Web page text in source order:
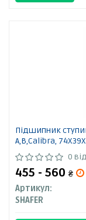
Підшипник
A,B,Calibra,
0
455 - 560 ₴
Артикул:
SHAFER